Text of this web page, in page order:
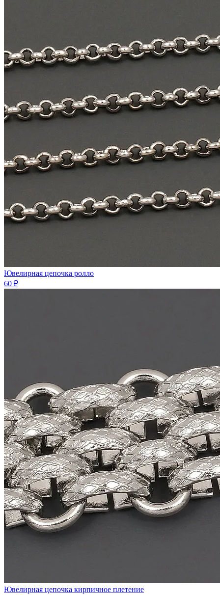
Ювелирная цепочка ролло
60 ₽
Ювелирная цепочка кирпичное плетение